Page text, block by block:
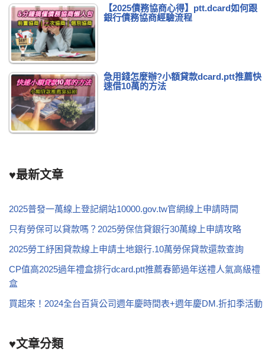
【2025債務協商心得】ptt.dcard如何跟
銀行債務協商經驗流程
急用錢怎麼辦?小額貸款dcard.ptt推薦快
速借10萬的方法
♥最新文章
2025普發一萬線上登記網站10000.gov.tw官網線上申請時間
只有勞保可以貸款嗎？2025勞保信貸銀行30萬線上申請攻略
2025勞工紓困貸款線上申請土地銀行.10萬勞保貸款還款查詢
CP值高2025過年禮盒排行dcard.ptt推薦春節過年送禮人氣高級禮
盒
買起來！2024全台百貨公司週年慶時間表+週年慶DM.折扣季活動
♥文章分類